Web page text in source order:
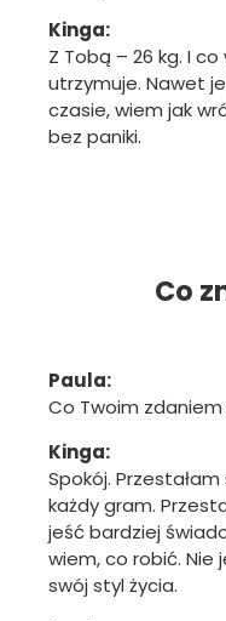
Kinga:
Z Tobą – 26 kg. I
utrzymuje. Nawet
czasie, wiem jak
bez paniki.
Co
Paula:
Co Twoim zdaniem
Kinga:
Spokój.
każdy gram.
jeść bardziej
wiem, co robić. Nie
swój styl życia.